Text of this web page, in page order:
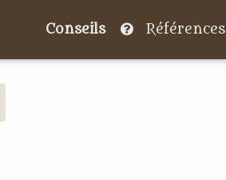
Conseils Références